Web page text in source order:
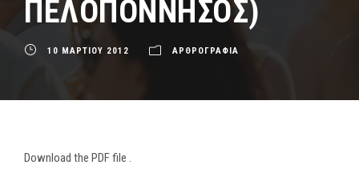
ΠΕΛΟΠΟΝΝΗΣΟΣ)
10 ΜΑΡΤΙΟΥ 2012 ΑΡΘΡΟΓΡΑΦΙΑ
Download the PDF file .